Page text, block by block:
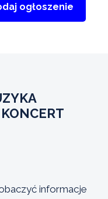
ogłoszenie
informacje